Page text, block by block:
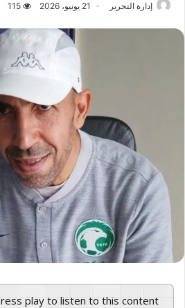
إدارة التحرير 21 يونيو، 2026 115
Press play to listen to this content